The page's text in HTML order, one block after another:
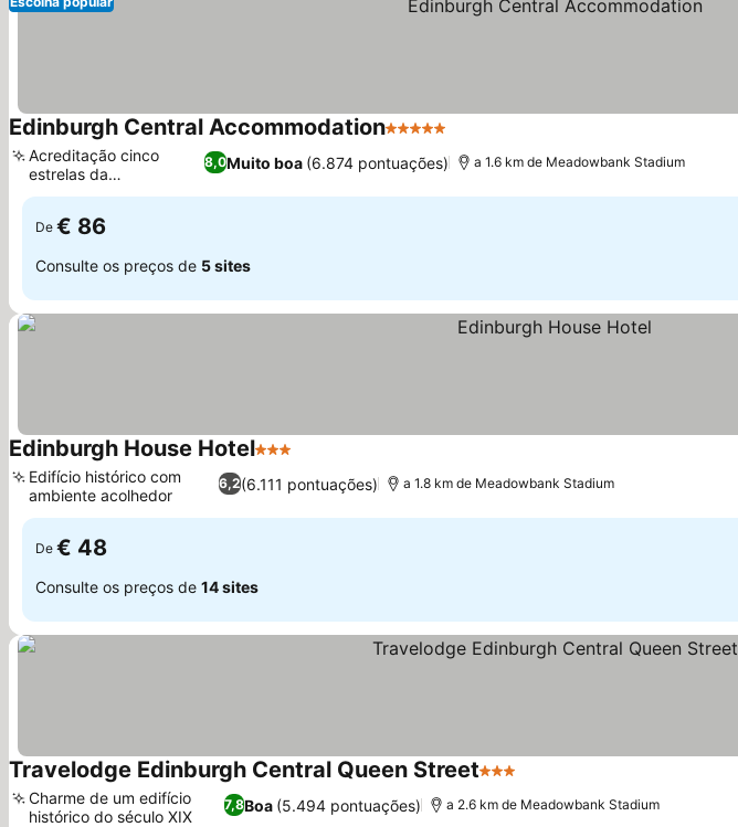
Edinburgh Central Accommodation5 Estrelas
8,0Muito boa (6.874 pontuações)
Acreditação cinco
estrelas da
VisitScotland
a 1.6 km de Meadowbank Stadium
De € 86
Consulte os preços de 5 sites
Edinburgh House Hotel3 Estrelas
6,2(6.111 pontuações)
Edifício histórico com
ambiente acolhedor
a 1.8 km de Meadowbank Stadium
De € 48
Consulte os preços de 14 sites
Travelodge Edinburgh Central Queen Street3 Estrelas
7,8Boa (5.494 pontuações)
Charme de um edifício
histórico do século XIX
a 2.6 km de Meadowbank Stadium